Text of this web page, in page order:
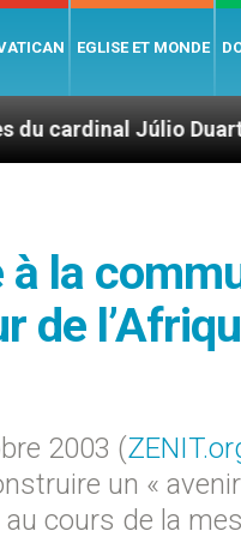
EGLISE ET MONDE
Duarte Langa
à la
de
2003 (
un « avenir
cours de la